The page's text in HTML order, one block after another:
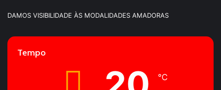
DAMOS VISIBILIDADE ÀS MODALIDADES AMADORAS
Tempo
℃